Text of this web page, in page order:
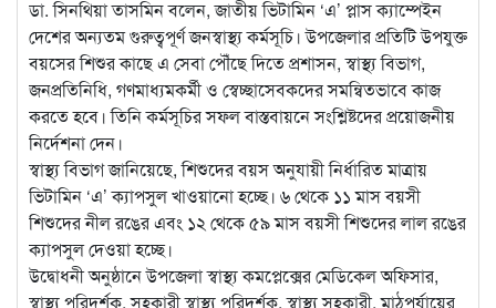
ডা. সিনথিয়া তাসমিন বলেন, জাতীয় ভিটামিন ‘এ’ প্লাস ক্যাম্পেইন
দেশের অন্যতম গুরুত্বপূর্ণ জনস্বাস্থ্য কর্মসূচি। উপজেলার প্রতিটি উপযুক্ত
বয়সের শিশুর কাছে এ সেবা পৌঁছে দিতে প্রশাসন, স্বাস্থ্য বিভাগ,
জনপ্রতিনিধি, গণমাধ্যমকর্মী ও স্বেচ্ছাসেবকদের সমন্বিতভাবে কাজ
করতে হবে। তিনি কর্মসূচির সফল বাস্তবায়নে সংশ্লিষ্টদের প্রয়োজনীয়
নির্দেশনা দেন।
স্বাস্থ্য বিভাগ জানিয়েছে, শিশুদের বয়স অনুযায়ী নির্ধারিত মাত্রায়
ভিটামিন ‘এ’ ক্যাপসুল খাওয়ানো হচ্ছে। ৬ থেকে ১১ মাস বয়সী
শিশুদের নীল রঙের এবং ১২ থেকে ৫৯ মাস বয়সী শিশুদের লাল রঙের
ক্যাপসুল দেওয়া হচ্ছে।
উদ্বোধনী অনুষ্ঠানে উপজেলা স্বাস্থ্য কমপ্লেক্সের মেডিকেল অফিসার,
স্বাস্থ্য পরিদর্শক, সহকারী স্বাস্থ্য পরিদর্শক, স্বাস্থ্য সহকারী, মাঠপর্যায়ের